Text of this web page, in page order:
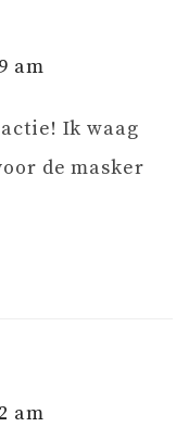
am
Ik waag
de masker
am